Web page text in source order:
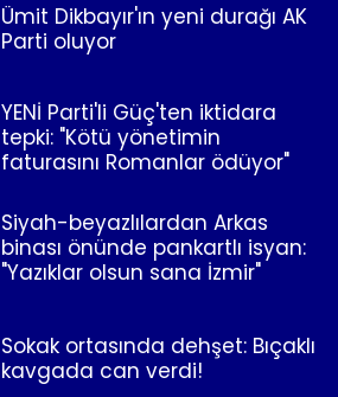
Ümit Dikbayır'ın yeni durağı AK
Parti oluyor
YENİ Parti'li Güç'ten iktidara
tepki: "Kötü yönetimin
faturasını Romanlar ödüyor"
Siyah-beyazlılardan Arkas
binası önünde pankartlı isyan:
"Yazıklar olsun sana İzmir"
Sokak ortasında dehşet: Bıçaklı
kavgada can verdi!